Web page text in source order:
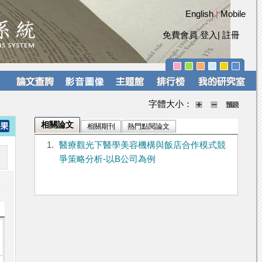
English|Mobile
免費會員 登入 註冊
換
導
覽
列
字體大小：
相關論文 相關期刊 熱門點閱論文
1.
醫療觀光下醫學美容機構與飯店合作模式競
爭策略分析-以B公司為例